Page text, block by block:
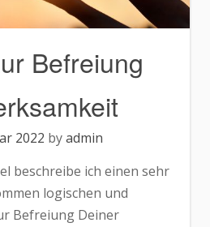
Befreiung
2022 byadmin
beschreibe ich einen sehr
logischen und
Befreiung Deiner